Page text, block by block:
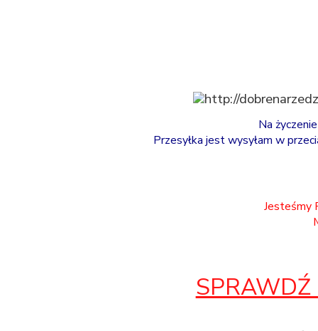
Na
Przesyłka jest wysyłam w
Jesteśmy
SPRAWDŹ